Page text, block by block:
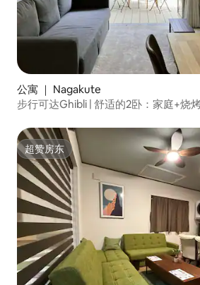
公寓 ｜ Nagakute
步行可达Ghibli | 舒适的2卧：家庭+烧
超赞房东
超赞房东